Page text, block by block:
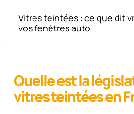
Quelle est la
vitres teintées en
Vitres teintées : ce que dit
vos fenêtres auto